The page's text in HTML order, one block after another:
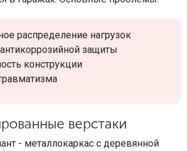
распределение нагрузок
антикоррозийной защиты
конструкции
верстаки
- металлокаркас с деревянной